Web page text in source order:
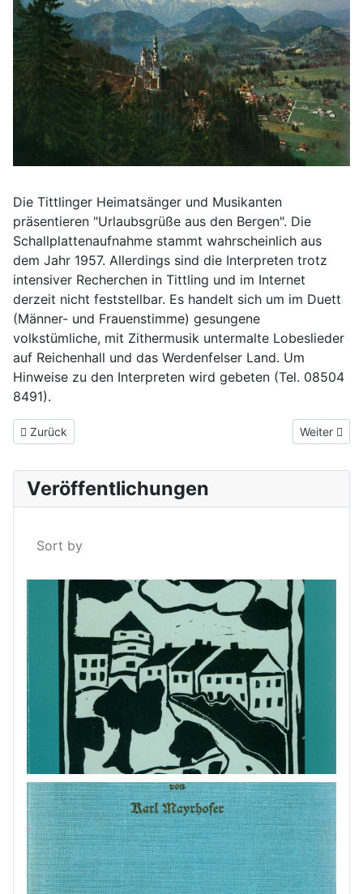
Die Tittlinger Heimatsänger und Musikanten
präsentieren "Urlaubsgrüße aus den Bergen". Die
Schallplattenaufnahme stammt wahrscheinlich aus
dem Jahr 1957. Allerdings sind die Interpreten trotz
intensiver Recherchen in Tittling und im Internet
derzeit nicht feststellbar. Es handelt sich um im Duett
(Männer- und Frauenstimme) gesungene
volkstümliche, mit Zithermusik untermalte Lobeslieder
auf Reichenhall und das Werdenfelser Land. Um
Hinweise zu den Interpreten wird gebeten (Tel. 08504
8491).
Vorheriger Beitrag: Geschichte der Pfarrkirche St. Vitus
Zurück Nächster
Weiter
Veröffentlichungen
Sort by